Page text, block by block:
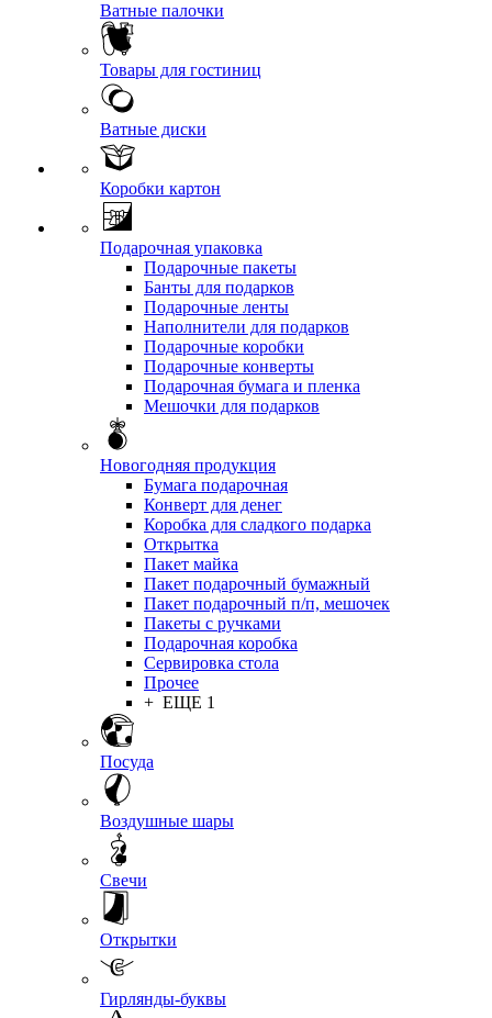
Ватные палочки
Товары для гостиниц
Ватные диски
Коробки картон
Подарочная упаковка
Подарочные пакеты
Банты для подарков
Подарочные ленты
Наполнители для подарков
Подарочные коробки
Подарочные конверты
Подарочная бумага и пленка
Мешочки для подарков
Новогодняя продукция
Бумага подарочная
Конверт для денег
Коробка для сладкого подарка
Открытка
Пакет майка
Пакет подарочный бумажный
Пакет подарочный п/п, мешочек
Пакеты с ручками
Подарочная коробка
Сервировка стола
Прочее
+ ЕЩЕ 1
Посуда
Воздушные шары
Свечи
Открытки
Гирлянды-буквы